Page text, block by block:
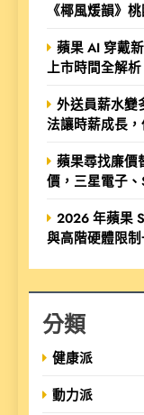
《椰風煖韻》
蘋果 AI 穿戴
上市時間全解析
外送員薪水變
法讓時薪成長
蘋果尋找廉價
價，三星電子
2026 年蘋果
與高階硬體限
分類
健康派
動力派